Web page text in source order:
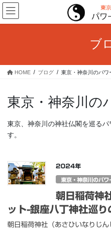
コ
ン
テ
ス
ナ
ビ
ゲ
ン
ブ
HOME ブログ 東京・神奈川のパワ
東京・神奈川の
東京、神奈川の神社仏閣を巡る
す。
2024年
東京・神奈川のパワ
朝日稲荷神
ット-銀座八丁神社巡
朝日稲荷神社（あさひいなりじ